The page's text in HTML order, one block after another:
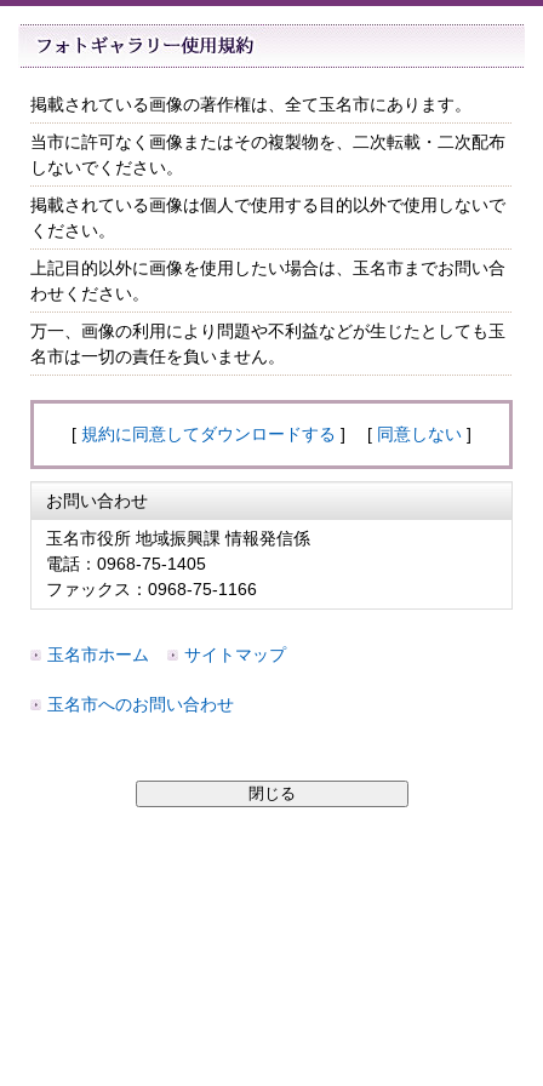
掲載されている画像の著作権は、全て玉名市にあります。
当市に許可なく画像またはその複製物を、二次転載・二次配布
しないでください。
掲載されている画像は個人で使用する目的以外で使用しないで
ください。
上記目的以外に画像を使用したい場合は、玉名市までお問い合
わせください。
万一、画像の利用により問題や不利益などが生じたとしても玉
名市は一切の責任を負いません。
[ 規約に同意してダウンロードする ] [ 同意しない ]
お問い合わせ
玉名市役所 地域振興課 情報発信係
電話：0968-75-1405
ファックス：0968-75-1166
玉名市ホーム サイトマップ
玉名市へのお問い合わせ